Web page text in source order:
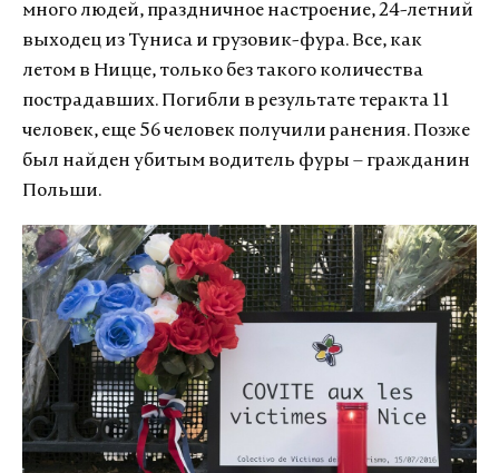
много людей, праздничное настроение, 24-летний
выходец из Туниса и грузовик-фура. Все, как
летом в Ницце, только без такого количества
пострадавших. Погибли в результате теракта 11
человек, еще 56 человек получили ранения. Позже
был найден убитым водитель фуры – гражданин
Польши.